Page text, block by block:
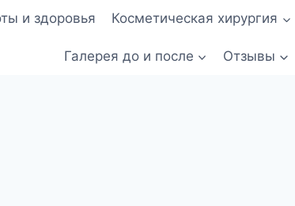
и здоровья Косметическая хирургия
Галерея до и после Отзывы